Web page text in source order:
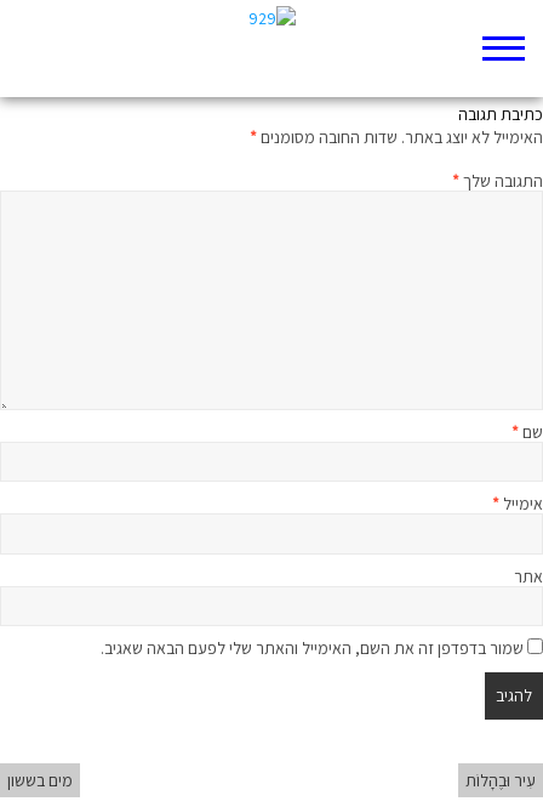
כתיבת תגובה
האימייל לא יוצג באתר. שדות החובה מסומנים*
התגובה שלך*
שם*
אימייל *
אתר
שמור בדפדפן זה את השם, האימייל והאתר שלי לפעם הבאה שאגיב.
עִיר וּבֶהָלוֹת מים בששון